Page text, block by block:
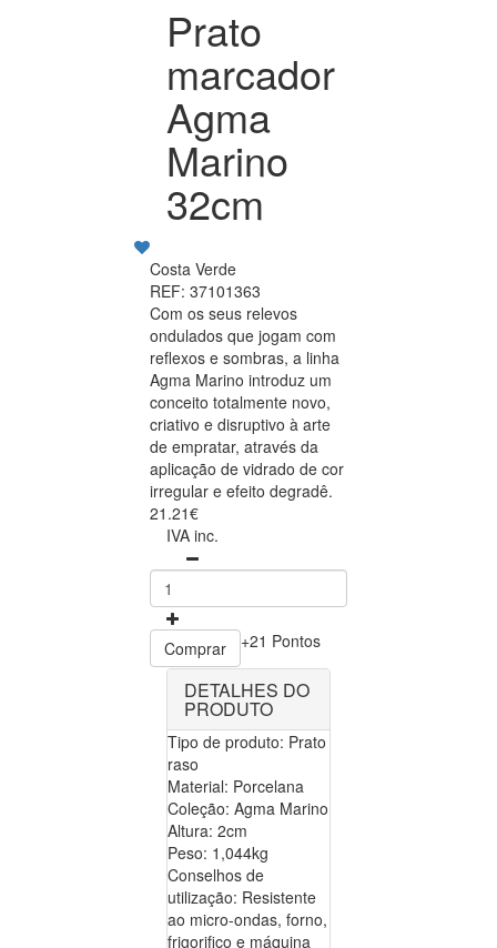
Prato
marcador
Agma
Marino
32cm
Costa Verde
REF: 37101363
Com os seus relevos
ondulados que jogam com
reflexos e sombras, a linha
Agma Marino introduz um
conceito totalmente novo,
criativo e disruptivo à arte
de empratar, através da
aplicação de vidrado de cor
irregular e efeito degradê.
21.21€
IVA inc.
Comprar +21 Pontos
DETALHES DO
PRODUTO
Tipo de produto: Prato
raso
Material: Porcelana
Coleção: Agma Marino
Altura: 2cm
Peso: 1,044kg
Conselhos de
utilização: Resistente
ao micro-ondas, forno,
frigorifico e máquina